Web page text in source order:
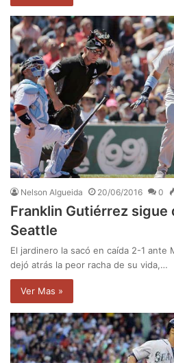
Nelson Algueida 20/06/2016 0
Franklin Gutiérrez sigue
Seattle
El jardinero la sacó en caída 2-1 ante
dejó atrás la peor racha de su vida,…
Ver Mas »